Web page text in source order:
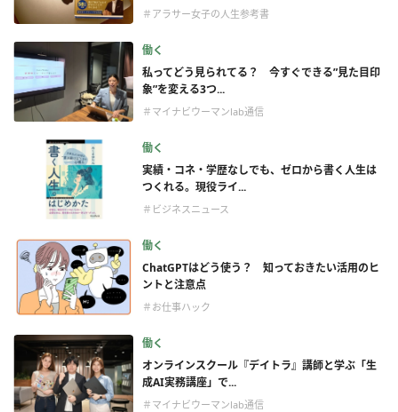
＃アラサー女子の人生参考書
働く
私ってどう見られてる？ 今すぐできる”見た目印
象”を変える3つ...
＃マイナビウーマンlab通信
働く
実績・コネ・学歴なしでも、ゼロから書く人生は
つくれる。現役ライ...
＃ビジネスニュース
働く
ChatGPTはどう使う？ 知っておきたい活用のヒ
ントと注意点
＃お仕事ハック
働く
オンラインスクール『デイトラ』講師と学ぶ「生
成AI実務講座」で...
＃マイナビウーマンlab通信